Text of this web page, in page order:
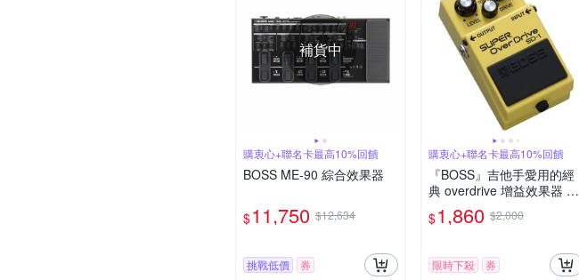
補貨中
購衷心+聯名卡最高10%回饋
BOSS ME-90 綜合效果器
$11,750 $12,634
挑戰低價 券
購衷心+聯名卡最高10%回饋
『BOSS』吉他手愛用的經
典 overdrive 增益效果器 SD
-1 / 公司貨
$1,860 $2,000
限時下殺 券